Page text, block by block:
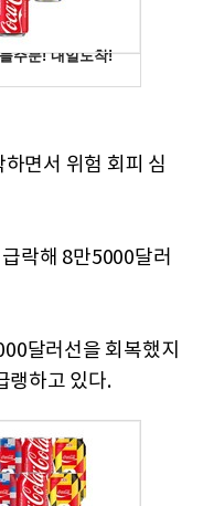
면서 위험 회피 심
락해 8만5000달러
달러선을 회복했지
랭하고 있다.